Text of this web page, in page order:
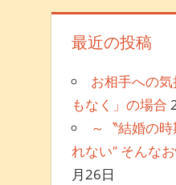
最近の投稿
お相手への
もなく」の場合
～〝結婚の
れない″ そんな
月26日